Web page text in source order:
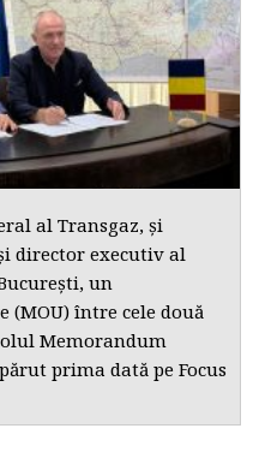
al Transgaz, și
director executiv al
un
(MOU) între cele două
Memorandum
prima dată pe Focus